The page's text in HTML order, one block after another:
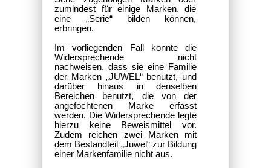
zumindest für einige Marken, die
eine „Serie“ bilden können,
erbringen.
Im vorliegenden Fall konnte die
Widersprechende nicht
nachweisen, dass sie eine Familie
der Marken „JUWEL“ benutzt, und
darüber hinaus in denselben
Bereichen benutzt, die von der
angefochtenen Marke erfasst
werden. Die Widersprechende legte
hierzu keine Beweismittel vor.
Zudem reichen zwei Marken mit
dem Bestandteil „Juwel“ zur Bildung
einer Markenfamilie nicht aus.